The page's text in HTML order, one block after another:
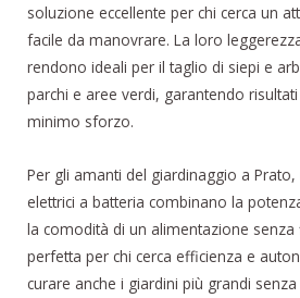
soluzione eccellente per chi cerca un
facile da manovrare. La loro
rendono ideali per il taglio di siepi e
parchi e aree verdi, garantendo
minimo sforzo.
Per gli amanti del giardinaggio a
elettrici a batteria combinano la
la comodità di un alimentazione senza
perfetta per chi cerca efficienza e
curare anche i giardini più grandi